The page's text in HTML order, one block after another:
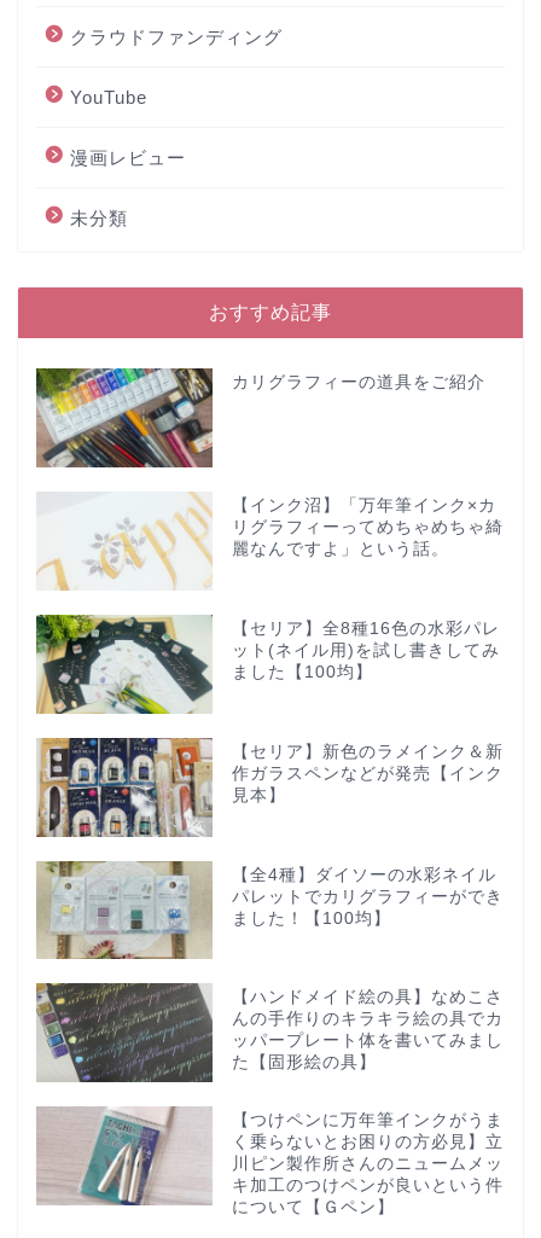
クラウドファンディング
YouTube
漫画レビュー
未分類
おすすめ記事
カリグラフィーの道具をご紹介
【インク沼】「万年筆インク×カ
リグラフィーってめちゃめちゃ綺
麗なんですよ」という話。
【セリア】全8種16色の水彩パレ
ット(ネイル用)を試し書きしてみ
ました【100均】
【セリア】新色のラメインク＆新
作ガラスペンなどが発売【インク
見本】
【全4種】ダイソーの水彩ネイル
パレットでカリグラフィーができ
ました！【100均】
【ハンドメイド絵の具】なめこさ
んの手作りのキラキラ絵の具でカ
ッパープレート体を書いてみまし
た【固形絵の具】
【つけペンに万年筆インクがうま
く乗らないとお困りの方必見】立
川ピン製作所さんのニュームメッ
キ加工のつけペンが良いという件
について【Ｇペン】